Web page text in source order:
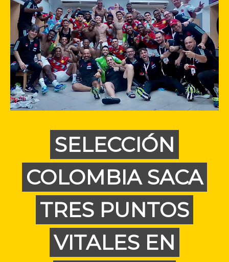
SELECCIÓN
COLOMBIA SACA
TRES PUNTOS
VITALES EN